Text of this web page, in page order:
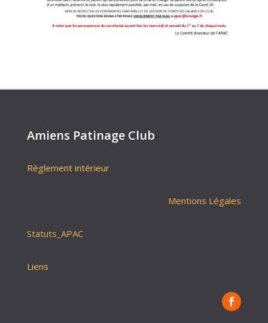
Amiens Patinage Club
Règlement intérieur
Mentions Légales
Statuts_APAC
Liens